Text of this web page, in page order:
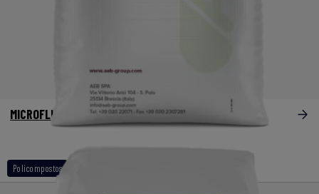
Policompostos
MICROFLUX